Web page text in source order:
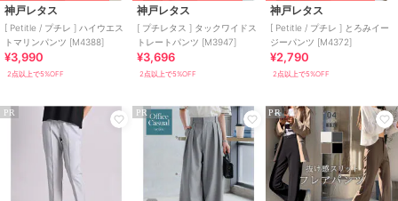
神戸レタス
[ Petitle / プチレ ] ハイウエス
トマリンパンツ [M4388]
¥3,990
2点以上で5%OFF
神戸レタス
[ プチレタス ] タックワイドス
トレートパンツ [M3947]
¥3,696
2点以上で5%OFF
神戸レタス
[ Petitle / プチレ ] とろみイー
ジーパンツ [M4372]
¥2,790
2点以上で5%OFF
PR PR PR